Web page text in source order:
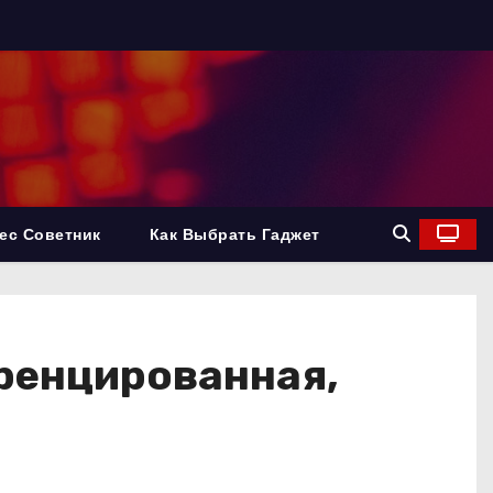
Советник Как Выбрать Гаджет